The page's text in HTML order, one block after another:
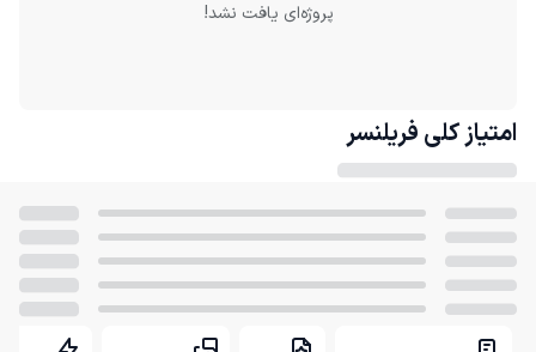
پروژه‌ای یافت نشد!
امتیاز کلی فریلنسر